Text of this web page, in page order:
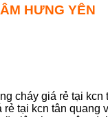
HƯNG YÊN
cháy giá rẻ tại kcn
tại kcn tân quang